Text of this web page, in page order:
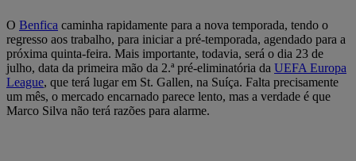
O Benfica caminha rapidamente para a nova temporada, tendo o
regresso aos trabalho, para iniciar a pré-temporada, agendado para a
próxima quinta-feira. Mais importante, todavia, será o dia 23 de
julho, data da primeira mão da 2.ª pré-eliminatória da UEFA Europa
League, que terá lugar em St. Gallen, na Suíça. Falta precisamente
um mês, o mercado encarnado parece lento, mas a verdade é que
Marco Silva não terá razões para alarme.